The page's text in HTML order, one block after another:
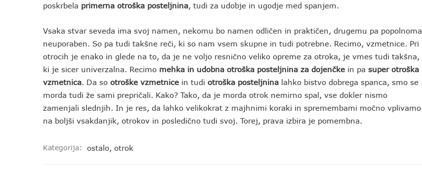
poskrbela primerna otroška posteljnina, tudi za udobje in ugodje med spanjem.
Vsaka stvar seveda ima svoj namen, nekomu bo namen odličen in praktičen, drugemu pa popolnoma
neuporaben. So pa tudi takšne reči, ki so nam vsem skupne in tudi potrebne. Recimo, vzmetnice. Pri
otrocih je enako in glede na to, da je ne voljo resnično veliko opreme za otroka, je vmes tudi takšna,
ki je sicer univerzalna. Recimo mehka in udobna otroška posteljnina za dojenčke in pa super otroška
vzmetnica. Da so otroške vzmetnice in tudi otroška posteljnina lahko bistvo dobrega spanca, smo se
morda tudi že sami prepričali. Kako? Tako, da je morda otrok nemirno spal, vse dokler nismo
zamenjali slednjih. In je res, da lahko velikokrat z majhnimi koraki in spremembami močno vplivamo
na boljši vsakdanjik, otrokov in posledično tudi svoj. Torej, prava izbira je pomembna.
Kategorija: ostalo, otrok